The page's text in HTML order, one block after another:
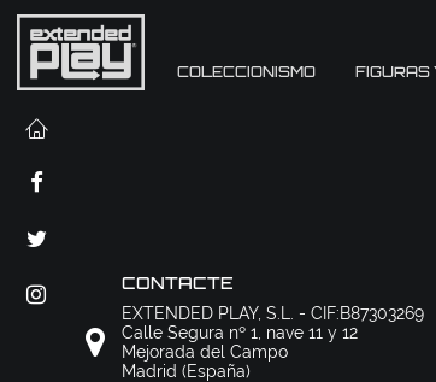
COLECCIONISMO
CONTACTE
EXTENDED PLAY, S.L. - CIF:B87303269
Calle Segura nº 1, nave 11 y 12
Mejorada del Campo
Madrid (España)